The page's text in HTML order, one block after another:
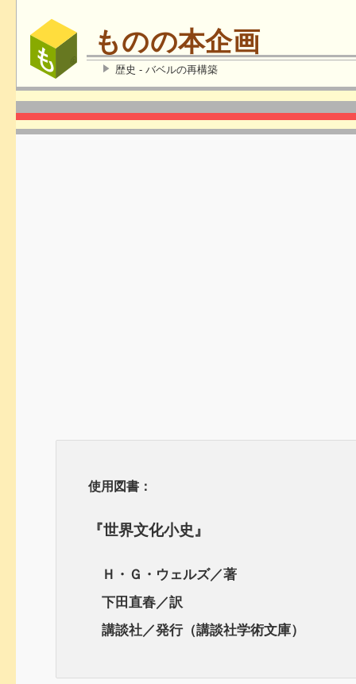
ものの本企画
歴史 - バベルの再構築
使用図書：
『世界文化小史』
Ｈ・Ｇ・ウェルズ／著
下田直春／訳
講談社／発行（講談社学術文庫）